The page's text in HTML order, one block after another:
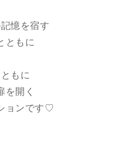
憶を宿す
ともに
もに
を開く
ョンです♡